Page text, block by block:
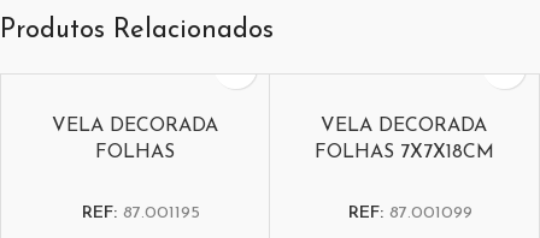
Produtos Relacionados
VELA DECORADA
FOLHAS
REF: 87.001195
VELA DECORADA
FOLHAS 7X7X18CM
REF: 87.001099